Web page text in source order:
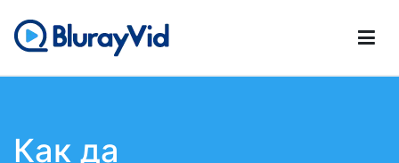
към
BlurayVid
Как да